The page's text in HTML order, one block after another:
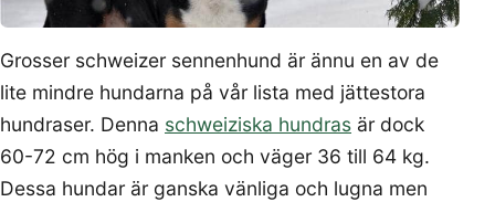
Grosser schweizer sennenhund är ännu en av de
lite mindre hundarna på vår lista med jättestora
hundraser. Denna schweiziska hundras är dock
60-72 cm hög i manken och väger 36 till 64 kg.
Dessa hundar är ganska vänliga och lugna men